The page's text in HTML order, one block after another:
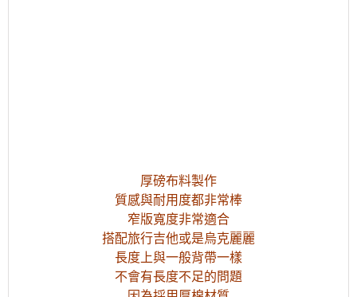
厚磅布料製作
質感與耐用度都非常棒
窄版寬度非常適合
搭配旅行吉他或是烏克麗麗
長度上與一般背帶一樣
不會有長度不足的問題